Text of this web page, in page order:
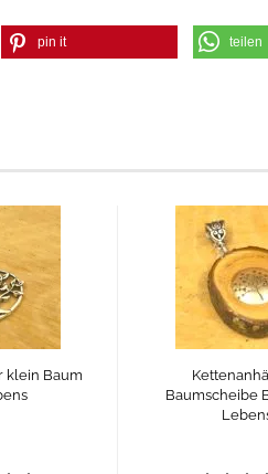
pin it teilen
klein Baum
Baumscheibe